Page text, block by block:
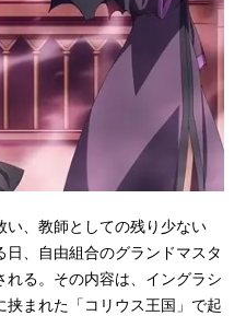
い、教師としての残り少ない
、自由組合のグランドマスタ
る。その内容は、イングラシ
まれた「コリウス王国」で起